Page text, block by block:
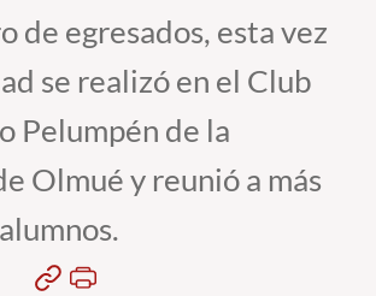
de egresados, esta vez
se realizó en el Club
Pelumpén de la
Olmué y reunió a más